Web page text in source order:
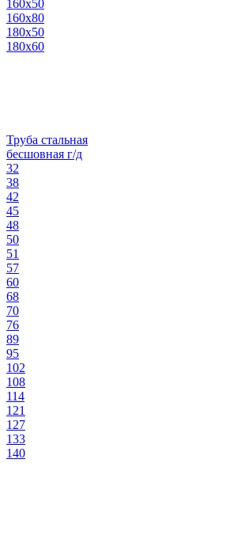
160х50
160х80
180х50
180х60
Труба стальная
бесшовная г/д
32
38
42
45
48
50
51
57
60
68
70
76
89
95
102
108
114
121
127
133
140